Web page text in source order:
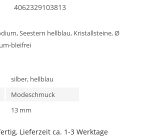
4062329103813
Seestern hellblau, Kristallsteine, Ø
bleifrei
silber, hellblau
Modeschmuck
13 mm
Lieferzeit ca. 1-3 Werktage